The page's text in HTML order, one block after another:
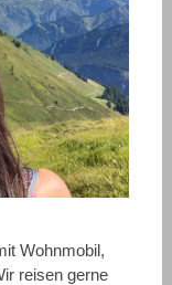
Wohnmobil,
reisen gerne